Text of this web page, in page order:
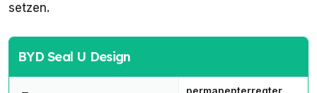
setzen.
BYD Seal U Design